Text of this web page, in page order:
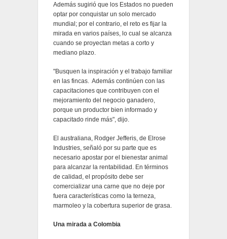
Además sugirió que los Estados no pueden
optar por conquistar un solo mercado
mundial; por el contrario, el reto es fijar la
mirada en varios países, lo cual se alcanza
cuando se proyectan metas a corto y
mediano plazo.
"Busquen la inspiración y el trabajo familiar
en las fincas. Además continúen con las
capacitaciones que contribuyen con el
mejoramiento del negocio ganadero,
porque un productor bien informado y
capacitado rinde más", dijo.
El australiana, Rodger Jefferis, de Elrose
Industries, señaló por su parte que es
necesario apostar por el bienestar animal
para alcanzar la rentabilidad. En términos
de calidad, el propósito debe ser
comercializar una carne que no deje por
fuera características como la terneza,
marmoleo y la cobertura superior de grasa.
Una mirada a Colombia